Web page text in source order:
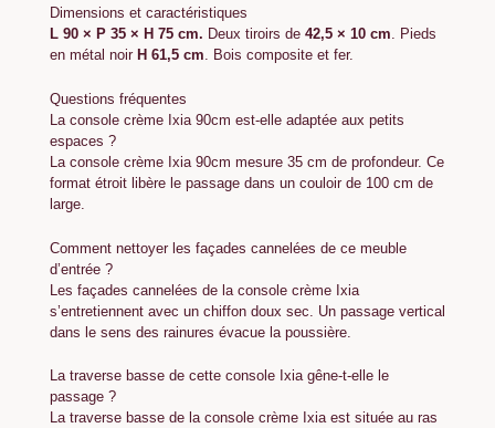
Dimensions et caractéristiques
L 90 × P 35 × H 75 cm. Deux tiroirs de 42,5 × 10 cm . Pieds
en métal noir H 61,5 cm . Bois composite et fer.
Questions fréquentes
La console crème Ixia 90cm est-elle adaptée aux petits
espaces ?
La console crème Ixia 90cm mesure 35 cm de profondeur. Ce
format étroit libère le passage dans un couloir de 100 cm de
large.
Comment nettoyer les façades cannelées de ce meuble
d’entrée ?
Les façades cannelées de la console crème Ixia
s’entretiennent avec un chiffon doux sec. Un passage vertical
dans le sens des rainures évacue la poussière.
La traverse basse de cette console Ixia gêne-t-elle le
passage ?
La traverse basse de la console crème Ixia est située au ras